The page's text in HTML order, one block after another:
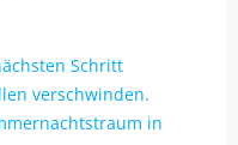
Schritt
verschwinden.
in